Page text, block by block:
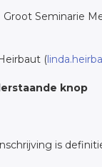
Seminarie
(
knop
is